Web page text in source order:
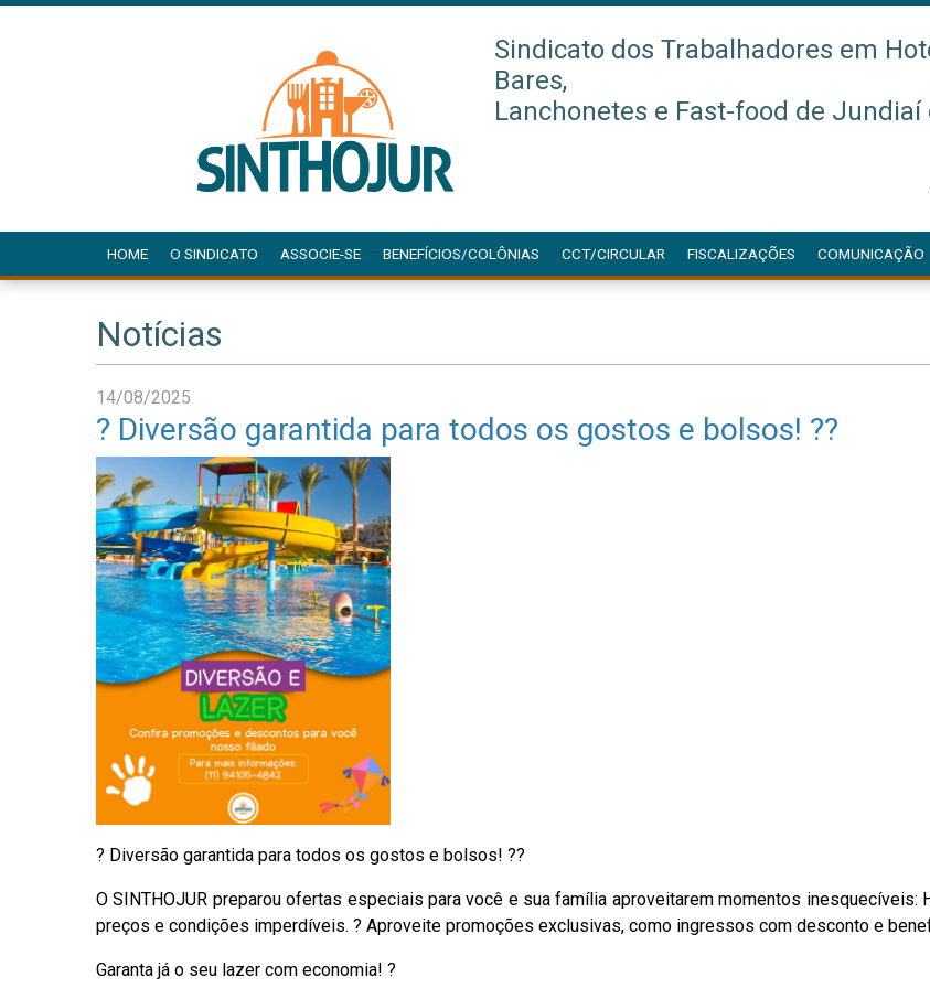
Sindicato dos Trabalhadores em
Bares,
Lanchonetes e Fast-food de Jundiaí
HOME O SINDICATO ASSOCIE-SE BENEFÍCIOS/COLÔNIAS CCT/CIRCULAR FISCALIZAÇÕES COMUNICAÇÃO
Notícias
14/08/2025
? Diversão garantida para todos os gostos e bolsos! ??
? Diversão garantida para todos os gostos e bolsos! ??
O SINTHOJUR preparou ofertas especiais para você e sua família aproveitarem momentos inesquecíveis:
preços e condições imperdíveis. ? Aproveite promoções exclusivas, como ingressos com desconto e
Garanta já o seu lazer com economia! ?